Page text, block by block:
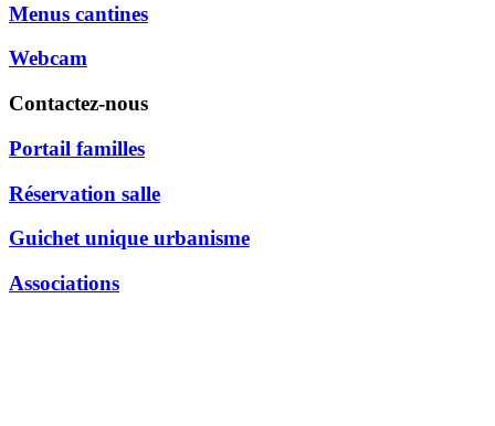
Menus cantines
Webcam
Contactez-nous
Portail familles
Réservation salle
Guichet unique urbanisme
Associations